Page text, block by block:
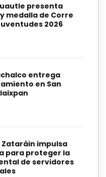
presenta
medalla de Corre
2026
entrega
en San
Zataráin impulsa
para proteger la
de servidores